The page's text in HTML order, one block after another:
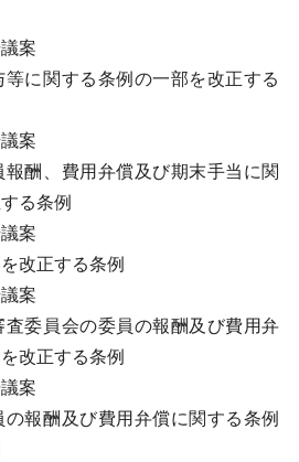
案
に関する条例の一部を改正する
案
酬、費用弁償及び期末手当に関
る条例
案
改正する条例
案
委員会の委員の報酬及び費用弁
改正する条例
案
報酬及び費用弁償に関する条例